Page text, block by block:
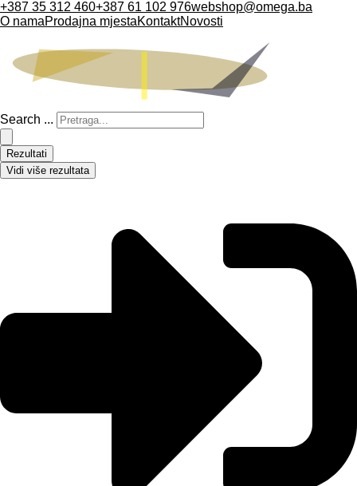
+387 35 312 460+387 61 102 976webshop@omega.ba
O namaProdajna mjestaKontaktNovosti
Search ...
Rezultati
Vidi više rezultata